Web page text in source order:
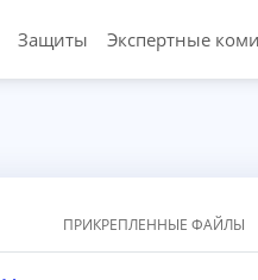
Защиты Экспертные
ПРИКРЕПЛЕННЫЕ ФАЙЛЫ